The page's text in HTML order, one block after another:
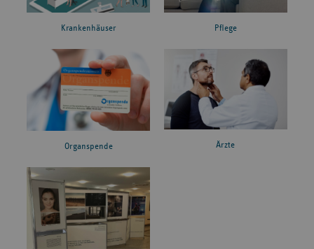
Krankenhäuser Pflege
Organspende Ärzte